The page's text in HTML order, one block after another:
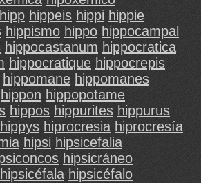
hipp hippeis hippi hippie
hippismo hippo hippocampal
hippocastanum hippocratica
hippocratique hippocrepis
hippomane hippomanes
hippon hippopotame
hippos hippurites hippurus
hippys hiprocresia hiprocresía
hipsi hipsicefalia
hipsicráneo
hipsicéfala hipsicéfalo